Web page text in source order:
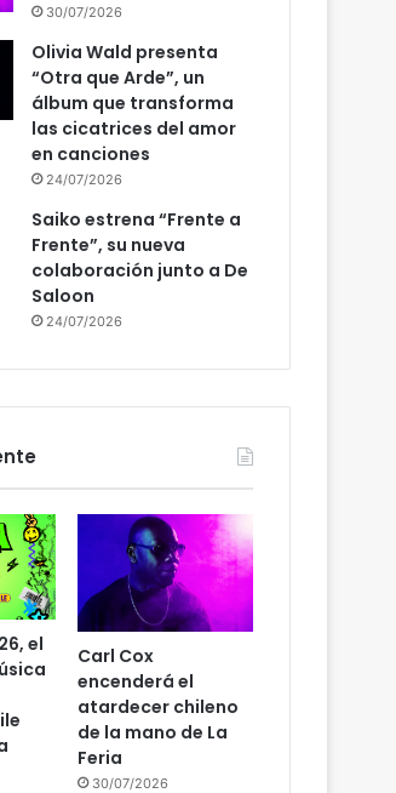
30/07/2026
Olivia Wald presenta
“Otra que Arde”, un
álbum que transforma
las cicatrices del amor
en canciones
24/07/2026
Saiko estrena “Frente a
Frente”, su nueva
colaboración junto a De
Saloon
24/07/2026
el
Carl Cox
encenderá el
atardecer chileno
de la mano de La
Feria
30/07/2026